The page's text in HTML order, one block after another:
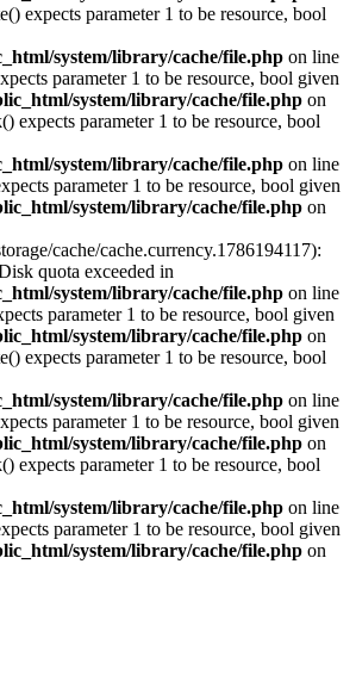
expects parameter 1 to be resource, bool
system/library/cache/file.php on line
parameter 1 to be resource, bool given
system/library/cache/file.php on
expects parameter 1 to be resource, bool
system/library/cache/file.php on line
parameter 1 to be resource, bool given
system/library/cache/file.php on
cache/cache.currency.1786194117):
quota exceeded in
system/library/cache/file.php on line
parameter 1 to be resource, bool given
system/library/cache/file.php on
expects parameter 1 to be resource, bool
system/library/cache/file.php on line
parameter 1 to be resource, bool given
system/library/cache/file.php on
expects parameter 1 to be resource, bool
system/library/cache/file.php on line
parameter 1 to be resource, bool given
system/library/cache/file.php on